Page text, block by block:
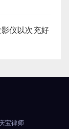
仪以次充好
宝律师